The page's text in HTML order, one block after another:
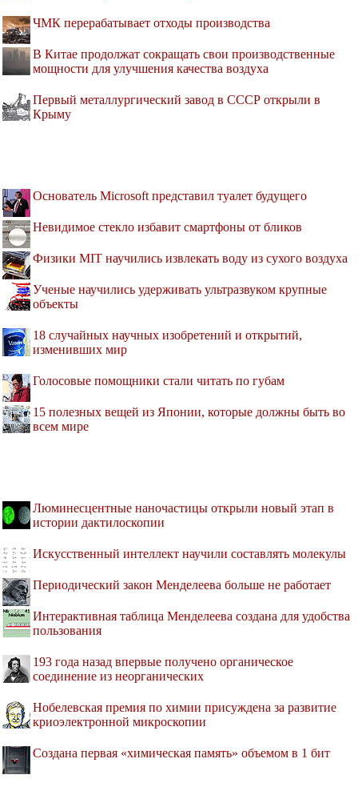
ЧМК перерабатывает отходы производства
В Китае продолжат сокращать свои производственные
мощности для улучшения качества воздуха
Первый металлургический завод в СССР открыли в
Крыму
Основатель Microsoft представил туалет будущего
Невидимое стекло избавит смартфоны от бликов
Физики MIT научились извлекать воду из сухого воздуха
Ученые научились удерживать ультразвуком крупные
объекты
18 случайных научных изобретений и открытий,
изменивших мир
Голосовые помощники стали читать по губам
15 полезных вещей из Японии, которые должны быть во
всем мире
Люминесцентные наночастицы открыли новый этап в
истории дактилоскопии
Искусственный интеллект научили составлять молекулы
Периодический закон Менделеева больше не работает
Интерактивная таблица Менделеева создана для удобства
пользования
193 года назад впервые получено органическое
соединение из неорганических
Нобелевская премия по химии присуждена за развитие
криоэлектронной микроскопии
Создана первая «химическая память» объемом в 1 бит